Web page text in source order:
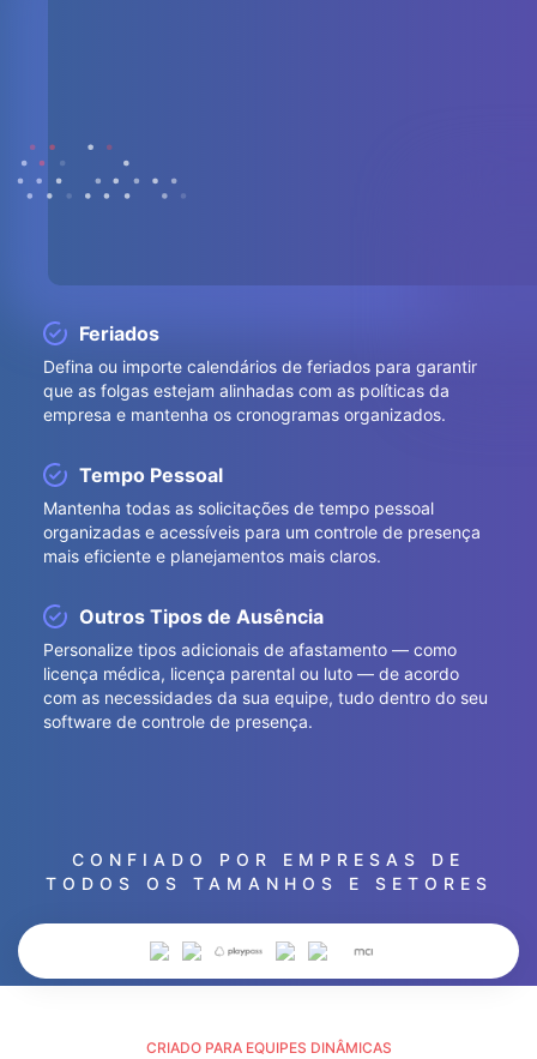
Feriados
Defina ou importe calendários de feriados para garantir
que as folgas estejam alinhadas com as políticas da
empresa e mantenha os cronogramas organizados.
Tempo Pessoal
Mantenha todas as solicitações de tempo pessoal
organizadas e acessíveis para um controle de presença
mais eficiente e planejamentos mais claros.
Outros Tipos de Ausência
Personalize tipos adicionais de afastamento — como
licença médica, licença parental ou luto — de acordo
com as necessidades da sua equipe, tudo dentro do seu
software de controle de presença.
CONFIADO POR EMPRESAS DE
TODOS OS TAMANHOS E SETORES
CRIADO PARA EQUIPES DINÂMICAS